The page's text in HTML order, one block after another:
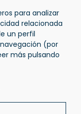
para analizar
relacionada
un perfil
(por
más pulsando